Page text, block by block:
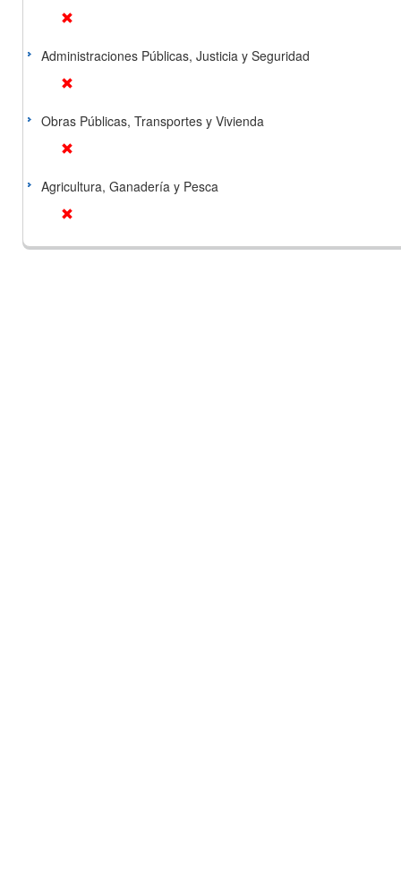
Administraciones Públicas, Justicia y Seguridad
Obras Públicas, Transportes y Vivienda
Agricultura, Ganadería y Pesca